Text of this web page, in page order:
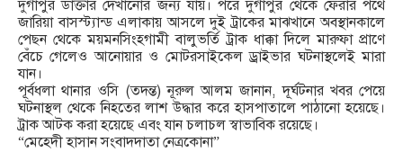
দুর্গাপুর ডাক্তার দেখানোর জন্য যায়। পরে দুর্গাপুর থেকে ফেরার পথে
জারিয়া বাসস্ট্যান্ড এলাকায় আসলে দুই ট্রাকের মাঝখানে অবস্থানকালে
পেছন থেকে ময়মনসিংহগামী বালুভর্তি ট্রাক ধাক্কা দিলে মারুফা প্রাণে
বেঁচে গেলেও আনোয়ার ও মোটরসাইকেল ড্রাইভার ঘটনাস্থলেই মারা
যান।
পূর্বধলা থানার ওসি (তদন্ত) নূরুল আলম জানান, দূর্ঘটনার খবর পেয়ে
ঘটনাস্থল থেকে নিহতের লাশ উদ্ধার করে হাসপাতালে পাঠানো হয়েছে।
ট্রাক আটক করা হয়েছে এবং যান চলাচল স্বাভাবিক রয়েছে।
“মেহেদী হাসান সংবাদদাতা নেত্রকোনা”